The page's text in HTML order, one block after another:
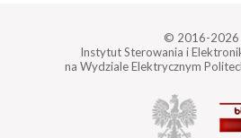
© 2016-2026
Instytut Sterowania i
na Wydziale Elektrycznym